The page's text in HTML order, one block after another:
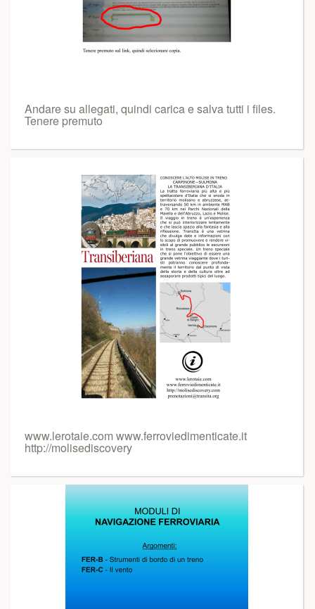
Andare su allegati, quindi carica e salva tutti i files.
Tenere premuto
www.lerotaie.com www.ferroviedimenticate.it
http://molisediscovery